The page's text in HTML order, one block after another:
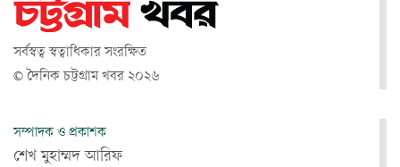
সর্বস্বত্ব স্বত্বাধিকার সংরক্ষিত
© দৈনিক চট্টগ্রাম খবর ২০২৬
সম্পাদক ও প্রকাশক
শেখ মুহাম্মদ আরিফ